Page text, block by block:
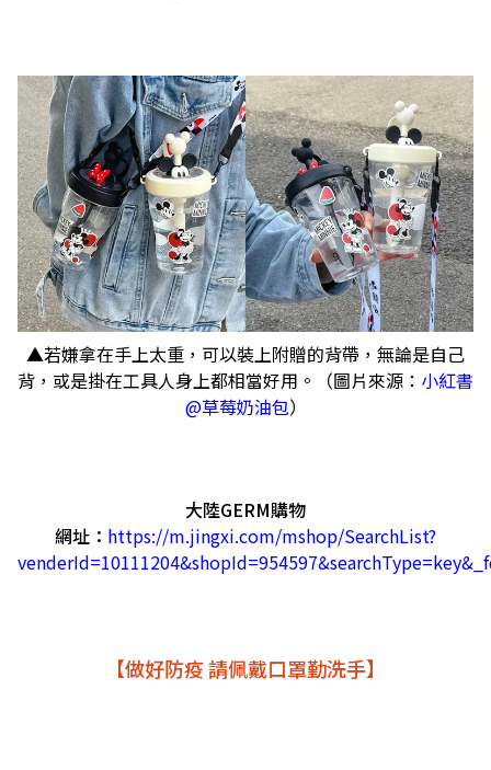
▲若嫌拿在手上太重，可以裝上附贈的背帶，無論是自己
背，或是掛在工具人身上都相當好用。（圖片來源： 小紅書
@草莓奶油包）
大陸GERM購物
網址： https://m.jingxi.com/mshop/SearchList?
【做好防疫 請佩戴口罩勤洗手】